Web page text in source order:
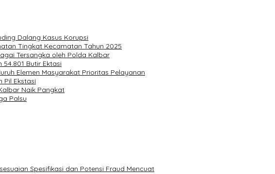
Dalang Kasus Korupsi
Tingkat Kecamatan Tahun 2025
Tersangka oleh Polda Kalbar
Butir Ektasi
Elemen Masyarakat Prioritas Pelayanan
Pil Ekstasi
Naik Pangkat
Palsu
Spesifikasi dan Potensi Fraud Mencuat